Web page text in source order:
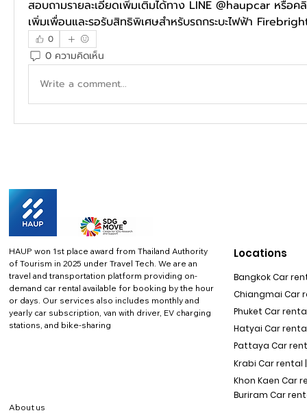
สอบถามรายละเอียดเพิ่มเติมได้ทาง LINE @haupcar หรือ
เพิ่มเพื่อนและรอรับสิทธิพิเศษสำหรับรถกระบะไฟฟ้า
0
0 ความคิดเห็น
Write a comment...
HAUP won 1st place award from Thailand Authority
of Tourism in 2025 under Travel Tech. We are an
travel and transportation platform providing on-
demand car rental available for booking by the hour
or days. Our services also includes monthly and
yearly car subscription, van with driver, EV charging
stations, and bike-sharing
About us
Locations
Bangkok Car
Chiangmai Car
Phuket Car rental
Hatyai Car
Pattaya Car
Krabi Car rental |
Khon Kaen Car
Buriram Car